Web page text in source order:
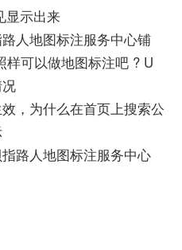
显示出来
人地图标注服务中心铺
可以做地图标注吧 ? U
，为什么在首页上搜索公
路人地图标注服务中心